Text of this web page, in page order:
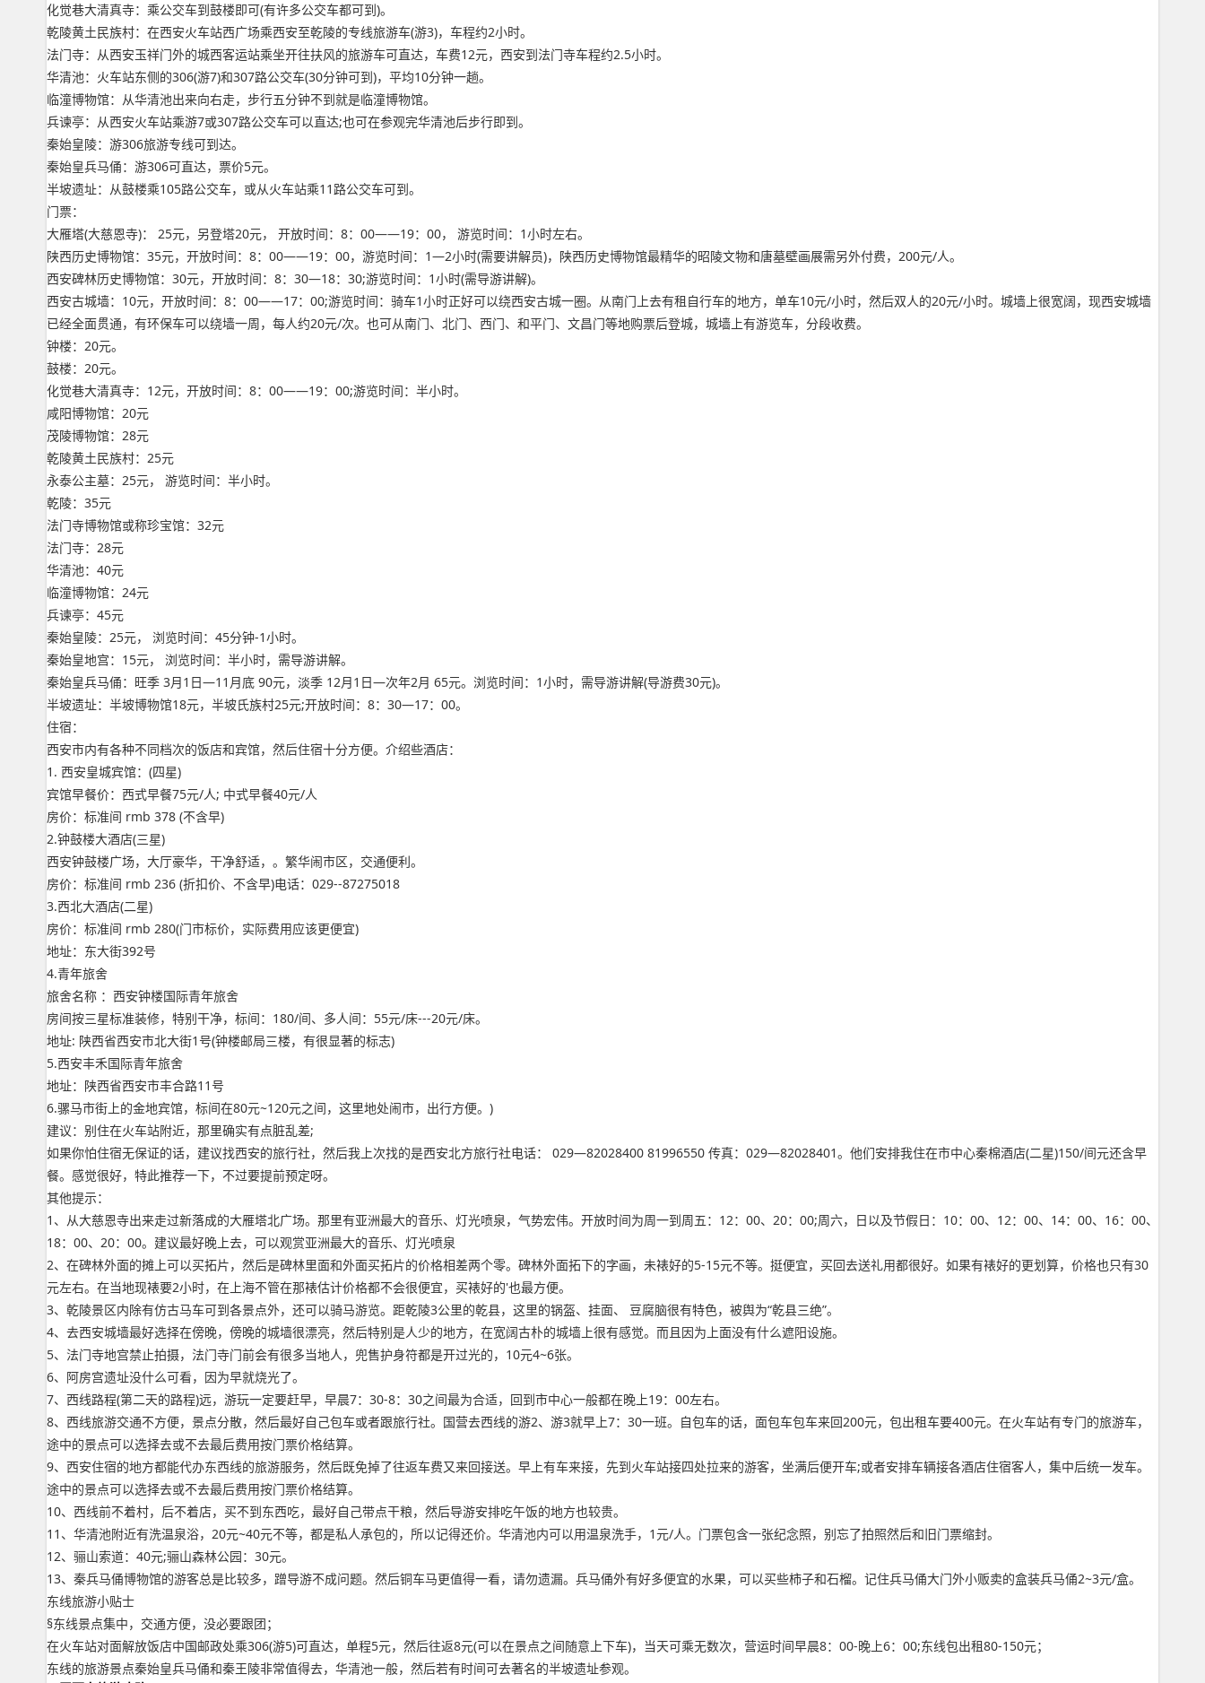
化觉巷大清真寺：乘公交车到鼓楼即可(有许多公交车都可到)。
乾陵黄土民族村：在西安火车站西广场乘西安至乾陵的专线旅游车(游3)，车程约2小时。
法门寺：从西安玉祥门外的城西客运站乘坐开往扶风的旅游车可直达，车费12元，西安到法门寺车程约2.5小时。
华清池：火车站东侧的306(游7)和307路公交车(30分钟可到)，平均10分钟一趟。
临潼博物馆：从华清池出来向右走，步行五分钟不到就是临潼博物馆。
兵谏亭：从西安火车站乘游7或307路公交车可以直达;也可在参观完华清池后步行即到。
秦始皇陵：游306旅游专线可到达。
秦始皇兵马俑：游306可直达，票价5元。
半坡遗址：从鼓楼乘105路公交车，或从火车站乘11路公交车可到。
门票：
大雁塔(大慈恩寺)： 25元，另登塔20元， 开放时间：8：00——19：00， 游览时间：1小时左右。
陕西历史博物馆：35元，开放时间：8：00——19：00，游览时间：1—2小时(需要讲解员)，陕西历史博物馆最精华的昭陵文物和唐墓壁画展需另外付费，200元/人。
西安碑林历史博物馆：30元，开放时间：8：30—18：30;游览时间：1小时(需导游讲解)。
西安古城墙：10元，开放时间：8：00——17：00;游览时间：骑车1小时正好可以绕西安古城一圈。从南门上去有租自行车的地方，单车10元/小时，然后双人的20元/小时。城墙上很宽阔，现西安城墙
已经全面贯通，有环保车可以绕墙一周，每人约20元/次。也可从南门、北门、西门、和平门、文昌门等地购票后登城，城墙上有游览车，分段收费。
钟楼：20元。
鼓楼：20元。
化觉巷大清真寺：12元，开放时间：8：00——19：00;游览时间：半小时。
咸阳博物馆：20元
茂陵博物馆：28元
乾陵黄土民族村：25元
永泰公主墓：25元， 游览时间：半小时。
乾陵：35元
法门寺博物馆或称珍宝馆：32元
法门寺：28元
华清池：40元
临潼博物馆：24元
兵谏亭：45元
秦始皇陵：25元， 浏览时间：45分钟-1小时。
秦始皇地宫：15元， 浏览时间：半小时，需导游讲解。
秦始皇兵马俑：旺季 3月1日—11月底 90元，淡季 12月1日—次年2月 65元。浏览时间：1小时，需导游讲解(导游费30元)。
半坡遗址：半坡博物馆18元，半坡氏族村25元;开放时间：8：30—17：00。
住宿：
西安市内有各种不同档次的饭店和宾馆，然后住宿十分方便。介绍些酒店：
1. 西安皇城宾馆：(四星)
宾馆早餐价：西式早餐75元/人; 中式早餐40元/人
房价：标准间 rmb 378 (不含早)
2.钟鼓楼大酒店(三星)
西安钟鼓楼广场，大厅豪华，干净舒适，。繁华闹市区，交通便利。
房价：标准间 rmb 236 (折扣价、不含早)电话：029--87275018
3.西北大酒店(二星)
房价：标准间 rmb 280(门市标价，实际费用应该更便宜)
地址：东大街392号
4.青年旅舍
旅舍名称 ：西安钟楼国际青年旅舍
房间按三星标准装修，特别干净，标间：180/间、多人间：55元/床---20元/床。
地址: 陕西省西安市北大街1号(钟楼邮局三楼，有很显著的标志)
5.西安丰禾国际青年旅舍
地址：陕西省西安市丰合路11号
6.骡马市街上的金地宾馆，标间在80元~120元之间，这里地处闹市，出行方便。)
建议：别住在火车站附近，那里确实有点脏乱差;
如果你怕住宿无保证的话，建议找西安的旅行社，然后我上次找的是西安北方旅行社电话： 029—82028400 81996550 传真：029—82028401。他们安排我住在市中心秦棉酒店(二星)150/间元还含早
餐。感觉很好，特此推荐一下，不过要提前预定呀。
其他提示：
1、从大慈恩寺出来走过新落成的大雁塔北广场。那里有亚洲最大的音乐、灯光喷泉，气势宏伟。开放时间为周一到周五：12：00、20：00;周六，日以及节假日：10：00、12：00、14：00、16：00、
18：00、20：00。建议最好晚上去，可以观赏亚洲最大的音乐、灯光喷泉
2、在碑林外面的摊上可以买拓片，然后是碑林里面和外面买拓片的价格相差两个零。碑林外面拓下的字画，未裱好的5-15元不等。挺便宜，买回去送礼用都很好。如果有裱好的更划算，价格也只有30
元左右。在当地现裱要2小时，在上海不管在那裱估计价格都不会很便宜，买裱好的'也最方便。
3、乾陵景区内除有仿古马车可到各景点外，还可以骑马游览。距乾陵3公里的乾县，这里的锅盔、挂面、 豆腐脑很有特色，被舆为“乾县三绝”。
4、去西安城墙最好选择在傍晚，傍晚的城墙很漂亮，然后特别是人少的地方，在宽阔古朴的城墙上很有感觉。而且因为上面没有什么遮阳设施。
5、法门寺地宫禁止拍摄，法门寺门前会有很多当地人，兜售护身符都是开过光的，10元4~6张。
6、阿房宫遗址没什么可看，因为早就烧光了。
7、西线路程(第二天的路程)远，游玩一定要赶早，早晨7：30-8：30之间最为合适，回到市中心一般都在晚上19：00左右。
8、西线旅游交通不方便，景点分散，然后最好自己包车或者跟旅行社。国营去西线的游2、游3就早上7：30一班。自包车的话，面包车包车来回200元，包出租车要400元。在火车站有专门的旅游车，
途中的景点可以选择去或不去最后费用按门票价格结算。
9、西安住宿的地方都能代办东西线的旅游服务，然后既免掉了往返车费又来回接送。早上有车来接，先到火车站接四处拉来的游客，坐满后便开车;或者安排车辆接各酒店住宿客人，集中后统一发车。
途中的景点可以选择去或不去最后费用按门票价格结算。
10、西线前不着村，后不着店，买不到东西吃，最好自己带点干粮，然后导游安排吃午饭的地方也较贵。
11、华清池附近有洗温泉浴，20元~40元不等，都是私人承包的，所以记得还价。华清池内可以用温泉洗手，1元/人。门票包含一张纪念照，别忘了拍照然后和旧门票缩封。
12、骊山索道：40元;骊山森林公园：30元。
13、秦兵马俑博物馆的游客总是比较多，蹭导游不成问题。然后铜车马更值得一看，请勿遗漏。兵马俑外有好多便宜的水果，可以买些柿子和石榴。记住兵马俑大门外小贩卖的盒装兵马俑2~3元/盒。
东线旅游小贴士
§东线景点集中，交通方便，没必要跟团；
在火车站对面解放饭店中国邮政处乘306(游5)可直达，单程5元，然后往返8元(可以在景点之间随意上下车)，当天可乘无数次，营运时间早晨8：00-晚上6：00;东线包出租80-150元；
东线的旅游景点秦始皇兵马俑和秦王陵非常值得去，华清池一般，然后若有时间可去著名的半坡遗址参观。